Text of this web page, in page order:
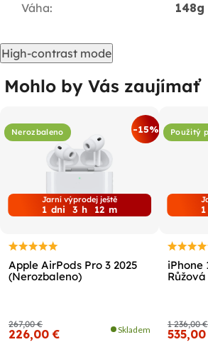
Váha: 148g
High-contrast mode
Mohlo by Vás zaujímať
Nerozbaleno -15%
Jarní výprodej ještě
1 dni 3 h 12 m
Apple AirPods Pro 3 2025
(Nerozbaleno)
267,00 €
226,00 € Skladem
Použitý
1
iPhone
Růžová
1 236,00 €